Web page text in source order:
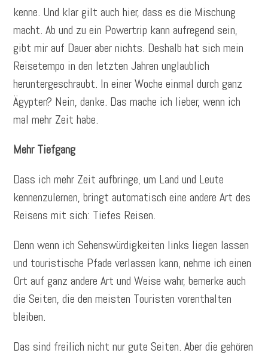
kenne. Und klar gilt auch hier, dass es die Mischung
macht. Ab und zu ein Powertrip kann aufregend sein,
gibt mir auf Dauer aber nichts. Deshalb hat sich mein
Reisetempo in den letzten Jahren unglaublich
heruntergeschraubt. In einer Woche einmal durch ganz
Ägypten? Nein, danke. Das mache ich lieber, wenn ich
mal mehr Zeit habe.
Mehr Tiefgang
Dass ich mehr Zeit aufbringe, um Land und Leute
kennenzulernen, bringt automatisch eine andere Art des
Reisens mit sich: Tiefes Reisen.
Denn wenn ich Sehenswürdigkeiten links liegen lassen
und touristische Pfade verlassen kann, nehme ich einen
Ort auf ganz andere Art und Weise wahr, bemerke auch
die Seiten, die den meisten Touristen vorenthalten
bleiben.
Das sind freilich nicht nur gute Seiten. Aber die gehören